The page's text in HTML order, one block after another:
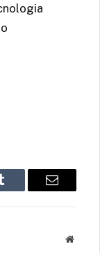
Tumblr Email
Website